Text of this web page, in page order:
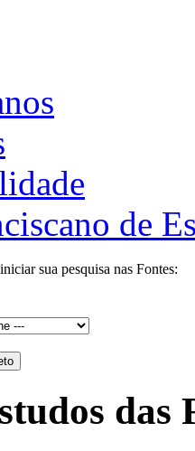
de
sua pesquisa nas Fontes:
das